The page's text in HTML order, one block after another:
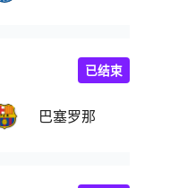
巴塞罗那
已结束